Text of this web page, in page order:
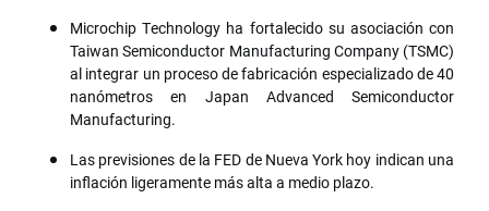
Microchip Technology ha fortalecido su asociación con
Taiwan Semiconductor Manufacturing Company (TSMC)
al integrar un proceso de fabricación especializado de 40
nanómetros en Japan Advanced Semiconductor
Manufacturing.
Las previsiones de la FED de Nueva York hoy indican una
inflación ligeramente más alta a medio plazo.